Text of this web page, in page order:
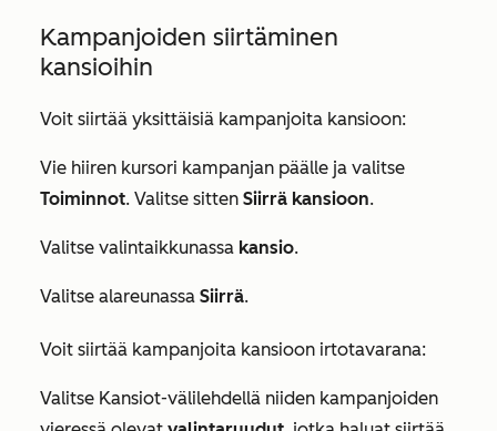
Kampanjoiden siirtäminen
kansioihin
Voit siirtää yksittäisiä kampanjoita kansioon:
Vie hiiren kursori kampanjan päälle ja valitse
Toiminnot. Valitse sitten Siirrä kansioon.
Valitse valintaikkunassa kansio.
Valitse alareunassa Siirrä.
Voit siirtää kampanjoita kansioon irtotavarana:
Valitse Kansiot-välilehdellä niiden kampanjoiden